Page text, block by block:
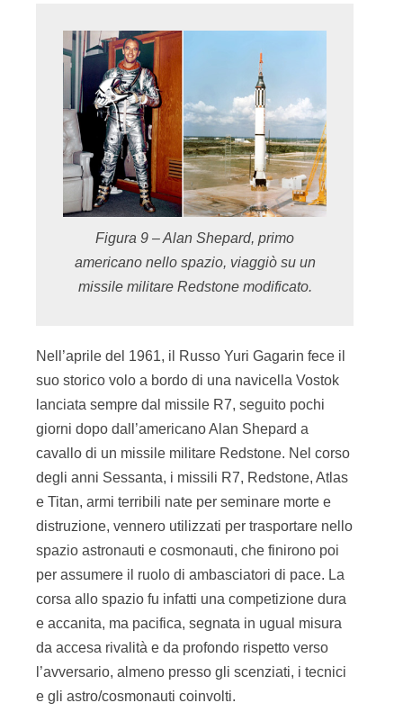
Figura 9 – Alan Shepard, primo
americano nello spazio, viaggiò su un
missile militare Redstone modificato.
Nell’aprile del 1961, il Russo Yuri Gagarin fece il
suo storico volo a bordo di una navicella Vostok
lanciata sempre dal missile R7, seguito pochi
giorni dopo dall’americano Alan Shepard a
cavallo di un missile militare Redstone. Nel corso
degli anni Sessanta, i missili R7, Redstone, Atlas
e Titan, armi terribili nate per seminare morte e
distruzione, vennero utilizzati per trasportare nello
spazio astronauti e cosmonauti, che finirono poi
per assumere il ruolo di ambasciatori di pace. La
corsa allo spazio fu infatti una competizione dura
e accanita, ma pacifica, segnata in ugual misura
da accesa rivalità e da profondo rispetto verso
l’avversario, almeno presso gli scenziati, i tecnici
e gli astro/cosmonauti coinvolti.